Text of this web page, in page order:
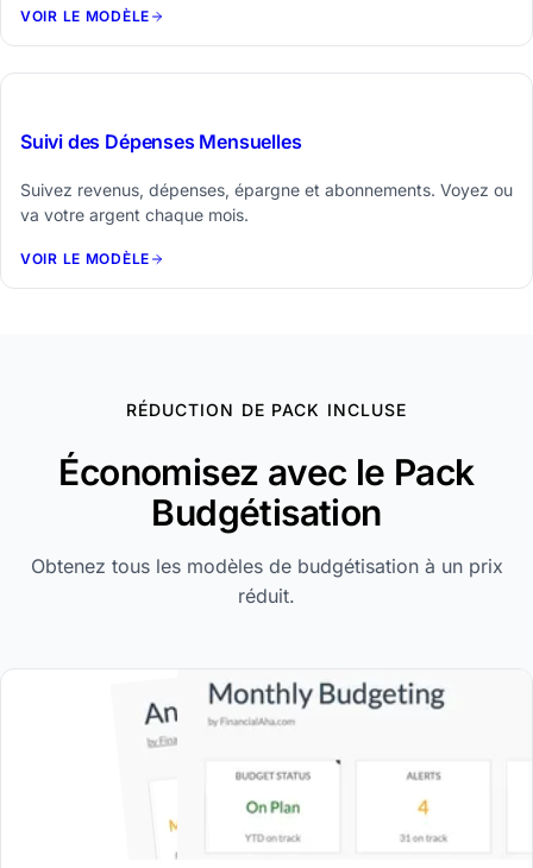
VOIR LE MODÈLE
Suivi des Dépenses Mensuelles
Suivez revenus, dépenses, épargne et abonnements. Voyez ou
va votre argent chaque mois.
VOIR LE MODÈLE
RÉDUCTION DE PACK INCLUSE
Économisez avec le Pack
Budgétisation
Obtenez tous les modèles de budgétisation à un prix
réduit.